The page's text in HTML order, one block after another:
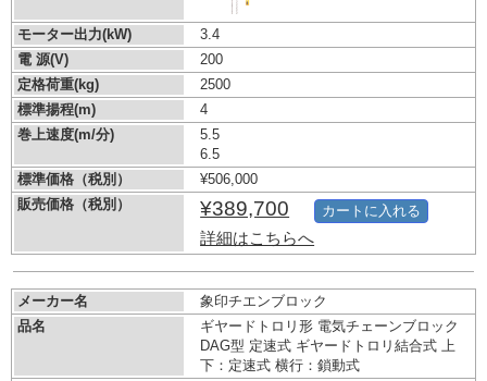
モーター出力(kW)
3.4
電 源(V)
200
定格荷重(kg)
2500
標準揚程(m)
4
巻上速度(m/分)
5.5
6.5
標準価格（税別）
¥506,000
販売価格（税別）
¥389,700
詳細はこちらへ
カートに入れる
メーカー名
象印チエンブロック
品名
ギヤードトロリ形 電気チェーンブロック
DAG型 定速式 ギヤードトロリ結合式 上
下：定速式 横行：鎖動式